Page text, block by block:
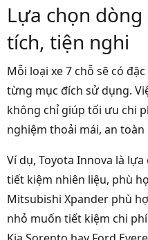
Lựa chọn
tích, tiện nghi
Mỗi loại xe 7 chỗ sẽ có
từng mục đích sử dụng.
không chỉ giúp tối ưu chi
nghiệm thoải mái, an
Ví dụ, Toyota Innova là
tiết kiệm nhiên liệu, phù
Mitsubishi Xpander phù
nhỏ muốn tiết kiệm chi